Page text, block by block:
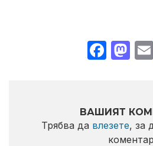
ВАШИЯТ
Трябва да влезете, за